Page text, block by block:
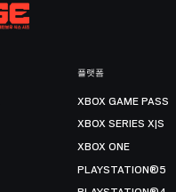
플랫폼
XBOX GAME PASS
XBOX SERIES X|S
XBOX ONE
PLAYSTATION®5